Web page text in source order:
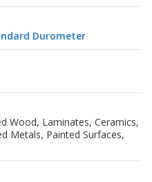
Durometer
Wood, Laminates, Ceramics,
Metals, Painted Surfaces,